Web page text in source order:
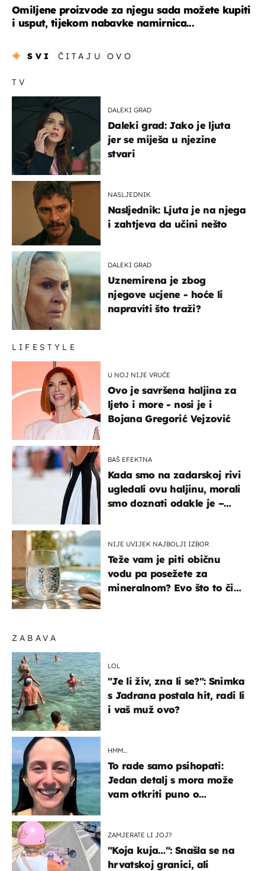
Omiljene proizvode za njegu sada možete kupiti
i usput, tijekom nabavke namirnica...
SVI ČITAJU OVO
ZABAVA
LOL
"Je li živ, zna li se?": Snimka
s Jadrana postala hit, radi li
i vaš muž ovo?
HMM…
To rade samo psihopati:
Jedan detalj s mora može
vam otkriti puno o
ZAMJERATE LI JOJ?
"Koja kuja…": Snašla se na
hrvatskoj granici, ali
TV
DALEKI GRAD
Daleki grad: Jako je ljuta
jer se miješa u njezine
stvari
NASLJEDNIK
Nasljednik: Ljuta je na njega
i zahtjeva da učini nešto
DALEKI GRAD
Uznemirena je zbog
njegove ucjene - hoće li
napraviti što traži?
LIFESTYLE
U NOJ NIJE VRUĆE
Ovo je savršena haljina za
ljeto i more - nosi je i
Bojana Gregorić Vejzović
BAŠ EFEKTNA
Kada smo na zadarskoj rivi
ugledali ovu haljinu, morali
smo doznati odakle je –
NIJE UVIJEK NAJBOLJI IZBOR
Teže vam je piti običnu
vodu pa posežete za
mineralnom? Evo što to čini